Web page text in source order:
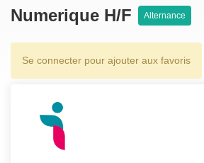
Numerique H/F
Alternance
Se connecter pour ajouter aux favoris